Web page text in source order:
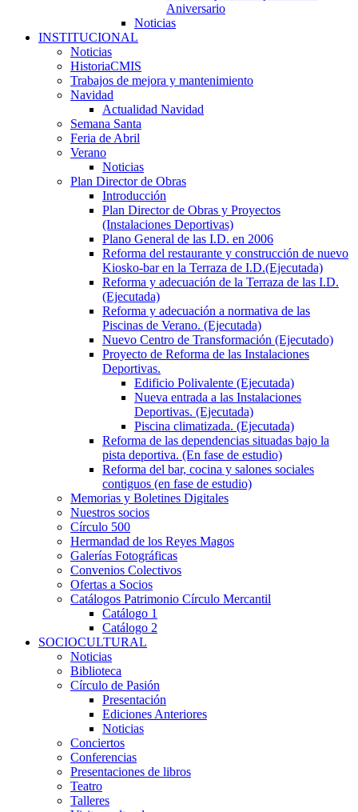
Aniversario
Noticias
INSTITUCIONAL
Noticias
HistoriaCMIS
Trabajos de mejora y mantenimiento
Navidad
Actualidad Navidad
Semana Santa
Feria de Abril
Verano
Noticias
Plan Director de Obras
Introducción
Plan Director de Obras y Proyectos
(Instalaciones Deportivas)
Plano General de las I.D. en 2006
Reforma del restaurante y construcción de nuevo
Kiosko-bar en la Terraza de I.D.(Ejecutada)
Reforma y adecuación de la Terraza de las I.D.
(Ejecutada)
Reforma y adecuación a normativa de las
Piscinas de Verano. (Ejecutada)
Nuevo Centro de Transformación (Ejecutado)
Proyecto de Reforma de las Instalaciones
Deportivas.
Edificio Polivalente (Ejecutada)
Nueva entrada a las Instalaciones
Deportivas. (Ejecutada)
Piscina climatizada. (Ejecutada)
Reforma de las dependencias situadas bajo la
pista deportiva. (En fase de estudio)
Reforma del bar, cocina y salones sociales
contiguos (en fase de estudio)
Memorias y Boletines Digitales
Nuestros socios
Círculo 500
Hermandad de los Reyes Magos
Galerías Fotográficas
Convenios Colectivos
Ofertas a Socios
Catálogos Patrimonio Círculo Mercantil
Catálogo 1
Catálogo 2
SOCIOCULTURAL
Noticias
Biblioteca
Círculo de Pasión
Presentación
Ediciones Anteriores
Noticias
Conciertos
Conferencias
Presentaciones de libros
Teatro
Talleres